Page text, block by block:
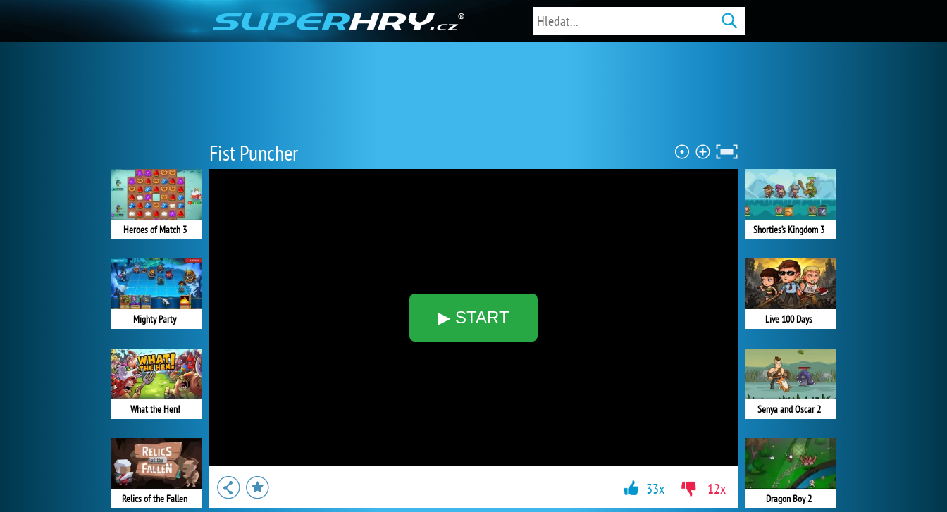
Fist Puncher
▶ START
Heroes of Match 3
Mighty Party
What the Hen!
Relics of the Fallen
Shorties’s Kingdom 3
Live 100 Days
Senya and Oscar 2
Dragon Boy 2
33x 12x